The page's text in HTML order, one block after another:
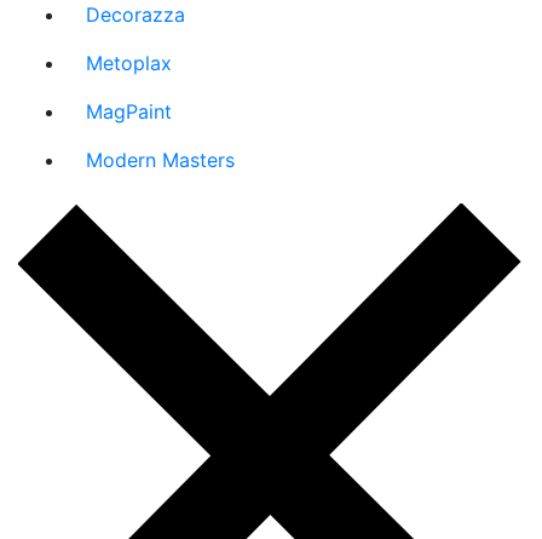
Decorazza
Metoplax
MagPaint
Modern Masters